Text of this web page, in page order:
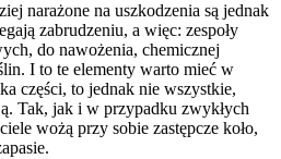
narażone na uszkodzenia są jednak
zabrudzeniu, a więc: zespoły
do nawożenia, chemicznej
I to te elementy warto mieć w
części, to jednak nie wszystkie,
Tak, jak i w przypadku zwykłych
wożą przy sobie zastępcze koło,